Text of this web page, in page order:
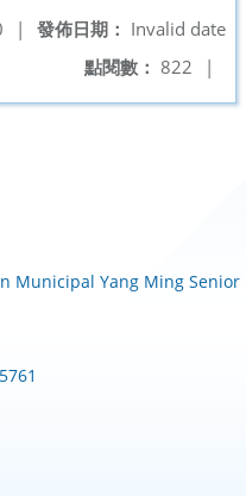
發佈日期： Invalid date
|
點閱數： 822 |
Municipal Yang Ming Senior